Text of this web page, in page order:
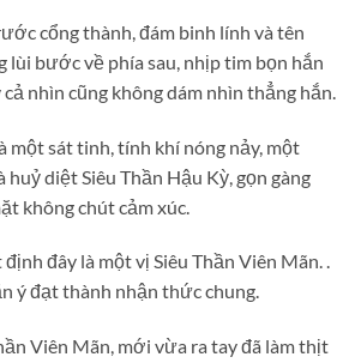
cổng thành, đám binh lính và tên
lùi bước về phía sau, nhịp tim bọn hắn
nhìn cũng không dám nhìn thẳng hắn.
một sát tinh, tính khí nóng nảy, một
huỷ diệt Siêu Thần Hậu Kỳ, gọn gàng
không chút cảm xúc.
đây là một vị Siêu Thần Viên Mãn. .
ý đạt thành nhận thức chung.
Viên Mãn, mới vừa ra tay đã làm thịt